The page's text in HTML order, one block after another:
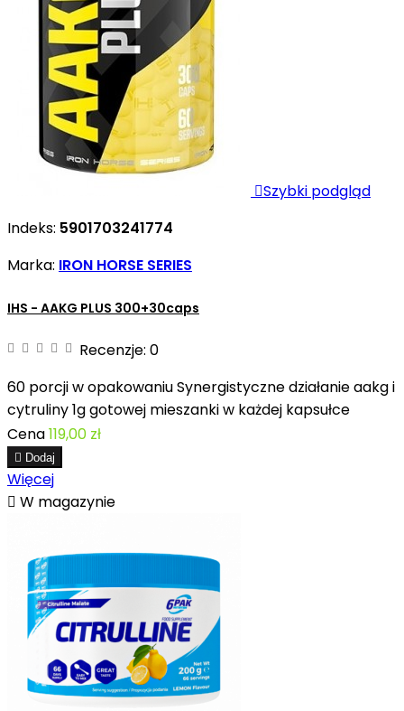
Szybki podgląd
Indeks: 5901703241774
Marka: IRON HORSE SERIES
IHS - AAKG PLUS 300+30caps
Recenzje: 0
60 porcji w opakowaniu Synergistyczne działanie aakg i
cytruliny 1g gotowej mieszanki w każdej kapsułce
Cena119,00 zł
 Dodaj
Więcej
 W magazynie